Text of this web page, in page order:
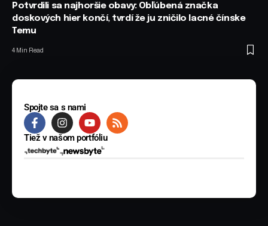
Potvrdili sa najhoršie obavy: Obľúbená značka
doskových hier končí, tvrdí že ju zničilo lacné čínske
Temu
4 Min Read
Spojte sa s nami
Tiež v našom portfóliu